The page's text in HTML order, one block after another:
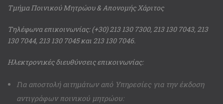
Τμήμα Ποινικού Μητρώου & Απονομής Χάριτος
Τηλέφωνα επικοινωνίας: (+30) 213 130 7300, 213 130 7043, 213
130 7044, 213 130 7045 και 213 130 7046.
Ηλεκτρονικές διευθύνσεις επικοινωνίας:
Για αποστολή αιτημάτων από Υπηρεσίες για την έκδοση
αντιγράφων ποινικού μητρώου: